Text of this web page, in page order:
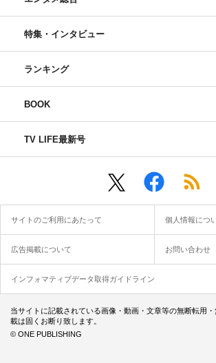
特集・インタビュー
ランキング
BOOK
TV LIFE最新号
サイトのご利用にあたって 個人情報につ
広告掲載について お問い合わせ
インフォマティブデータ取得ガイドライン
当サイトに記載されている画像・動画・文章等の無断転用
載は固くお断り致します。
© ONE PUBLISHING